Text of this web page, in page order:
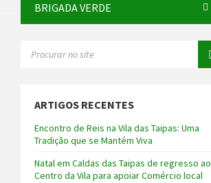
BRIGADA VERDE
ARTIGOS RECENTES
Encontro de Reis na Vila das Taipas: Uma
Tradição que se Mantém Viva
Natal em Caldas das Taipas de regresso ao
Centro da Vila para apoiar Comércio local